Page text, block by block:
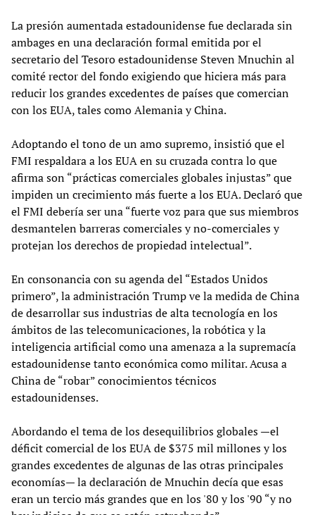
La presión aumentada estadounidense fue declarada sin
ambages en una declaración formal emitida por el
secretario del Tesoro estadounidense Steven Mnuchin al
comité rector del fondo exigiendo que hiciera más para
reducir los grandes excedentes de países que comercian
con los EUA, tales como Alemania y China.
Adoptando el tono de un amo supremo, insistió que el
FMI respaldara a los EUA en su cruzada contra lo que
afirma son “prácticas comerciales globales injustas” que
impiden un crecimiento más fuerte a los EUA. Declaró que
el FMI debería ser una “fuerte voz para que sus miembros
desmantelen barreras comerciales y no-comerciales y
protejan los derechos de propiedad intelectual”.
En consonancia con su agenda del “Estados Unidos
primero”, la administración Trump ve la medida de China
de desarrollar sus industrias de alta tecnología en los
ámbitos de las telecomunicaciones, la robótica y la
inteligencia artificial como una amenaza a la supremacía
estadounidense tanto económica como militar. Acusa a
China de “robar” conocimientos técnicos
estadounidenses.
Abordando el tema de los desequilibrios globales —el
déficit comercial de los EUA de $375 mil millones y los
grandes excedentes de algunas de las otras principales
economías— la declaración de Mnuchin decía que esas
eran un tercio más grandes que en los '80 y los '90 “y no